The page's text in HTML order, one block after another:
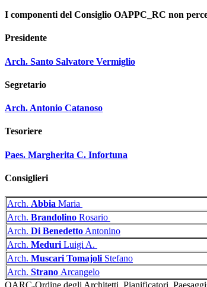
I componenti del Consiglio OAPPC_RC non
Presidente
Arch. Santo Salvatore Vermiglio
Segretario
Arch. Antonio Catanoso
Tesoriere
Paes. Margherita C. Infortuna
Consiglieri
Arch. Abbia Maria
Arch. Brandolino Rosario
Arch. Di Benedetto Antonino
Arch. Meduri Luigi A.
Arch. Muscari Tomajoli Stefano
Arch. Strano Arcangelo
OARC-Ordine degli Architetti, Pianificatori,